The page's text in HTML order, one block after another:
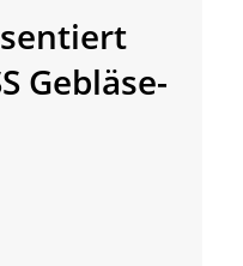
Gebläse-